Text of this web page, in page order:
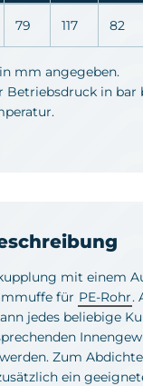
mit einem
für PE-Rohr.
jedes beliebige
Zum
ein
79 117 82
mm angegeben.
Betriebsdruck in bar